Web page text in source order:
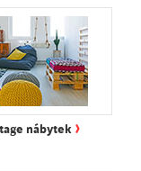
nábytek ›